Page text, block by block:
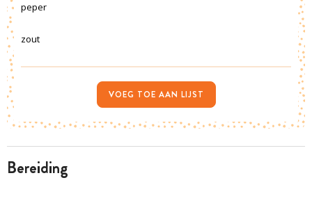
bereiding
peper
zout
VOEG TOE AAN LIJST